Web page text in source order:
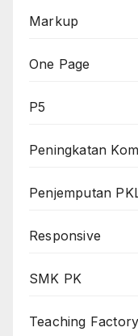
Markup
One Page
P5
Peningkatan
Penjemputan
Responsive
SMK PK
Teaching Factory